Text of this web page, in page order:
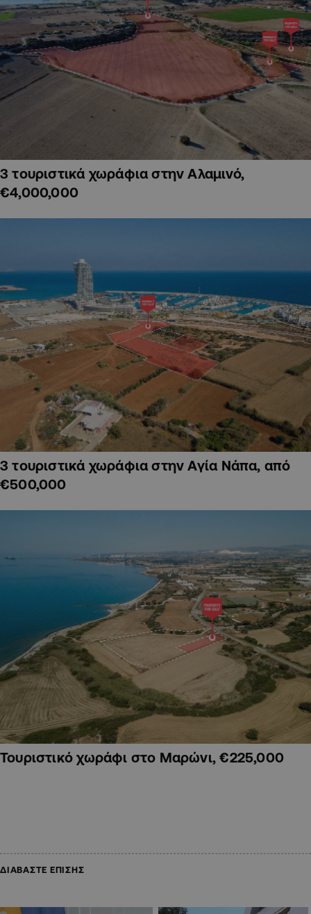
3 τουριστικά χωράφια στην Αλαμινό,
€4,000,000
3 τουριστικά χωράφια στην Αγία Νάπα, από
€500,000
Τουριστικό χωράφι στο Μαρώνι, €225,000
ΔΙΑΒΑΣΤΕ ΕΠΙΣΗΣ